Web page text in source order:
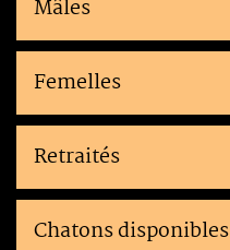
Mâles
Femelles
Retraités
Chatons disponibles